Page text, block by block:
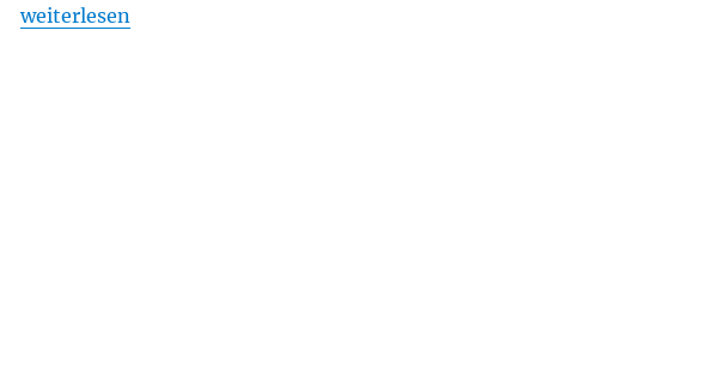
„Achtung vor Goldbetrüger-Anlagebetrüger und wie Sie diese erkennen!“
weiterlesen